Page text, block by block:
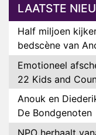
LAATSTE
Half miljoen
bedscène van
Emotioneel
22 Kids and
Anouk en
De Bondgenoten
NPO herhaalt